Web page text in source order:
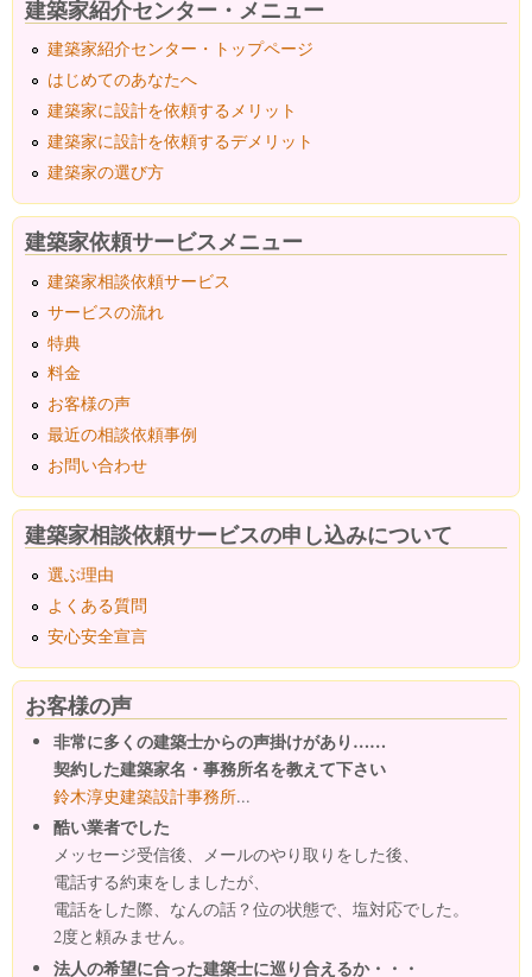
建築家紹介センター・メニュー
建築家紹介センター・トップページ
はじめてのあなたへ
建築家に設計を依頼するメリット
建築家に設計を依頼するデメリット
建築家の選び方
建築家依頼サービスメニュー
建築家相談依頼サービス
サービスの流れ
特典
料金
お客様の声
最近の相談依頼事例
お問い合わせ
建築家相談依頼サービスの申し込みについて
選ぶ理由
よくある質問
安心安全宣言
お客様の声
非常に多くの建築士からの声掛けがあり……
契約した建築家名・事務所名を教えて下さい
鈴木淳史建築設計事務所...
酷い業者でした
メッセージ受信後、メールのやり取りをした後、
電話する約束をしましたが、
電話をした際、なんの話？位の状態で、塩対応でした。
2度と頼みません。
法人の希望に合った建築士に巡り合えるか・・・